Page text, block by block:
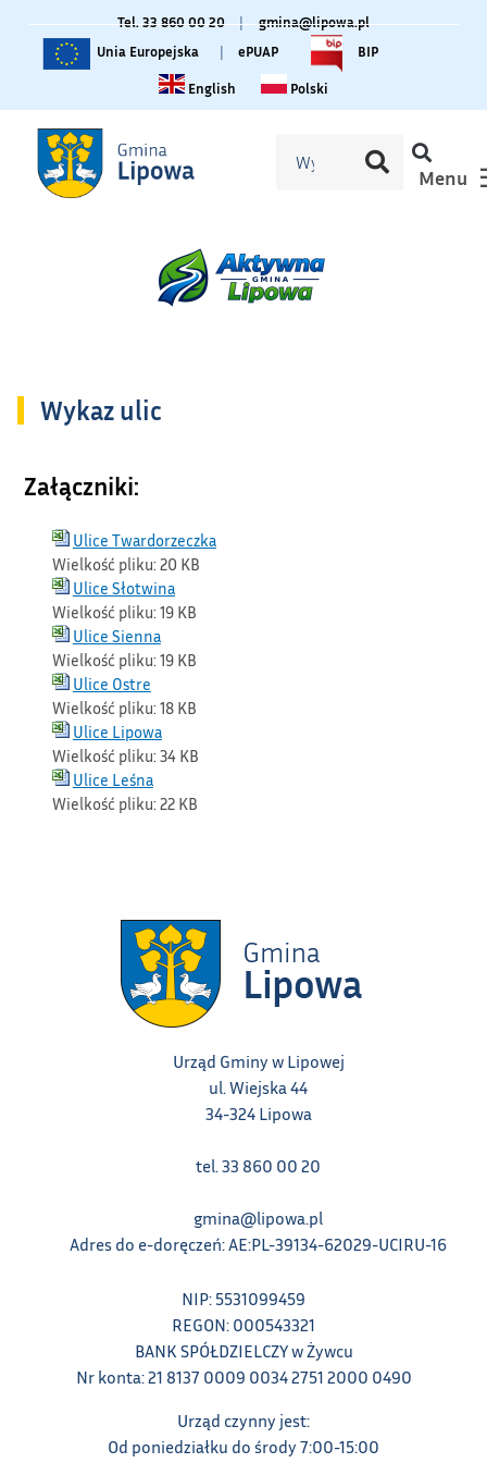
Tel. 33 860 00 20 |
gmina@lipowa.pl
Unia Europejska
| ePUAP
BIP
Change language to English
English Zmiana języka na polski
Polski
Menu
Wykaz ulic
Załączniki:
Ulice Twardorzeczka
Wielkość pliku: 20 KB
Ulice Słotwina
Wielkość pliku: 19 KB
Ulice Sienna
Wielkość pliku: 19 KB
Ulice Ostre
Wielkość pliku: 18 KB
Ulice Lipowa
Wielkość pliku: 34 KB
Ulice Leśna
Wielkość pliku: 22 KB
Urząd Gminy w Lipowej
ul. Wiejska 44
34-324 Lipowa
tel. 33 860 00 20
gmina@lipowa.pl
Adres do e-doręczeń: AE:PL-39134-62029-UCIRU-16
NIP: 5531099459
REGON: 000543321
BANK SPÓŁDZIELCZY w Żywcu
Nr konta: 21 8137 0009 0034 2751 2000 0490
Urząd czynny jest:
Od poniedziałku do środy 7:00-15:00